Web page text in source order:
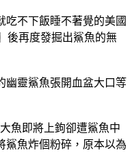
不下飯睡不著覺的美國
後再度發掘出鯊魚的無
靈鯊魚張開血盆大口等
魚即將上鉤卻遭鯊魚中
鯊魚炸個粉碎，原本以為